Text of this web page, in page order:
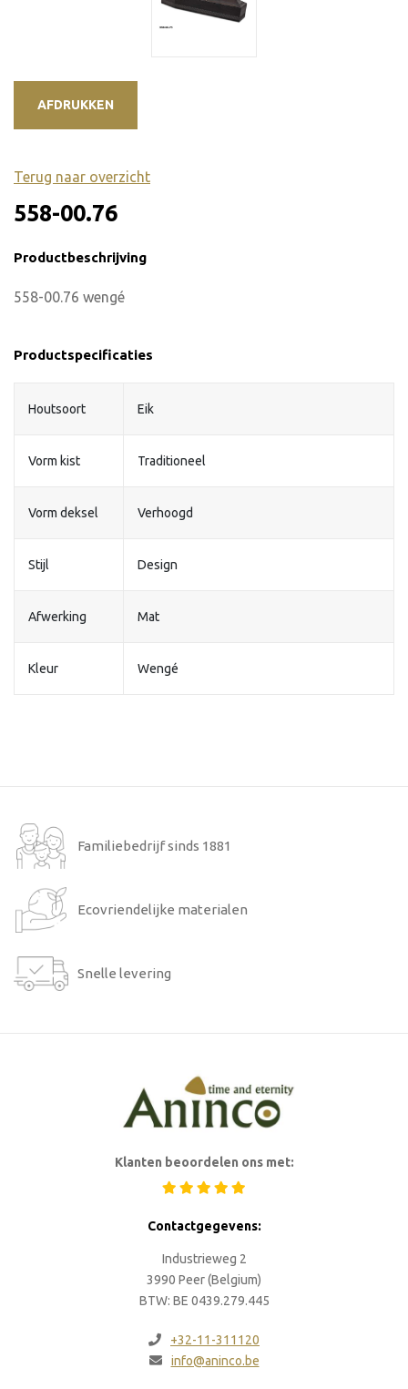
AFDRUKKEN
Terug naar overzicht
558-00.76
Productbeschrijving
558-00.76 wengé
Productspecificaties
Houtsoort Eik
Vorm kist Traditioneel
Vorm deksel Verhoogd
Stijl Design
Afwerking Mat
Kleur Wengé
Familiebedrijf sinds 1881
Ecovriendelijke materialen
Snelle levering
Klanten beoordelen ons met:
Contactgegevens:
Industrieweg 2
3990 Peer (Belgium)
BTW: BE 0439.279.445
+32-11-311120
info@aninco.be